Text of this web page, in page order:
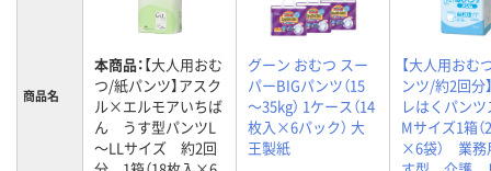
商品名
本商品：【大人用おむ
つ/紙パンツ】アスク
ル×エルモアいちば
ん うす型パンツL
～LLサイズ 約2回
グーン おむつ スー
パーBIGパンツ（15
～35kg） 1ケース（14
枚入×6パック） 大
王製紙
【大人用おむ
ンツ/約2回分
レはくパン
Mサイズ1箱（
×6袋） 業